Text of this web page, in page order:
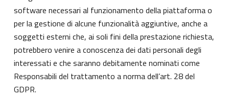
software necessari al funzionamento della piattaforma o
per la gestione di alcune funzionalità aggiuntive, anche a
soggetti esterni che, ai soli fini della prestazione richiesta,
potrebbero venire a conoscenza dei dati personali degli
interessati e che saranno debitamente nominati come
Responsabili del trattamento a norma dell’art. 28 del
GDPR.